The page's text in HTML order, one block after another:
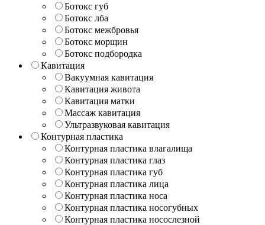
Ботокс губ
Ботокс лба
Ботокс межбровья
Ботокс морщин
Ботокс подбородка
Кавитация
Вакуумная кавитация
Кавитация живота
Кавитация матки
Массаж кавитация
Ультразвуковая кавитация
Контурная пластика
Контурная пластика влагалища
Контурная пластика глаз
Контурная пластика губ
Контурная пластика лица
Контурная пластика носа
Контурная пластика носогубных
Контурная пластика носослезной